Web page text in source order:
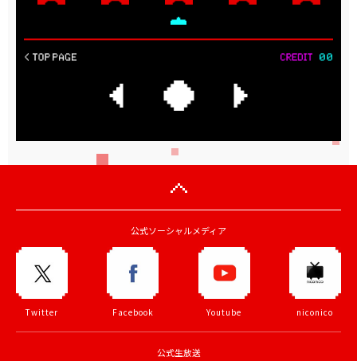
公式ソーシャルメディア
Twitter Facebook Youtube niconico
公式生放送